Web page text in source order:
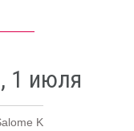
1 июля
K